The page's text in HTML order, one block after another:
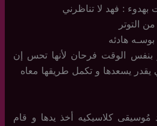
: فهد لا تناظرني
التوتر
هادئه
بنفس الوقت فرحان لأنها تحس إن
يقدر يسعدها و تكمل طريقها معاه
مُوسيقى كلاسيكيه أخذ يدها و قام